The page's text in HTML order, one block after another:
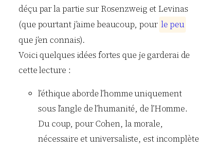
déçu par la partie sur Rosenzweig et Levinas
(que pourtant j’aime beaucoup, pour le peu
que j’en connais).
Voici quelques idées fortes que je garderai de
cette lecture :
l’éthique aborde l’homme uniquement
sous l’angle de l’humanité, de l’Homme.
Du coup, pour Cohen, la morale,
nécessaire et universaliste, est incomplète